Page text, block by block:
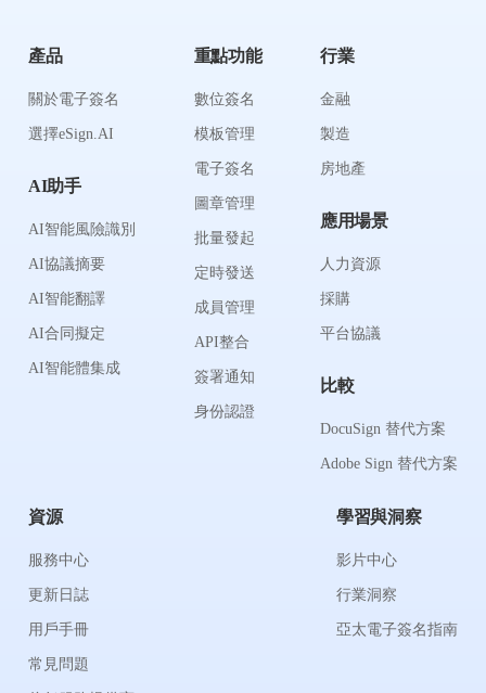
產品
關於電子簽名
選擇eSign.AI
AI助手
AI智能風險識別
AI協議摘要
AI智能翻譯
AI合同擬定
AI智能體集成
重點功能
數位簽名
模板管理
電子簽名
圖章管理
批量發起
定時發送
成員管理
API整合
簽署通知
身份認證
行業
金融
製造
房地產
應用場景
人力資源
採購
平台協議
比較
DocuSign 替代方案
Adobe Sign 替代方案
資源
服務中心
更新日誌
用戶手冊
常見問題
學習與洞察
影片中心
行業洞察
亞太電子簽名指南